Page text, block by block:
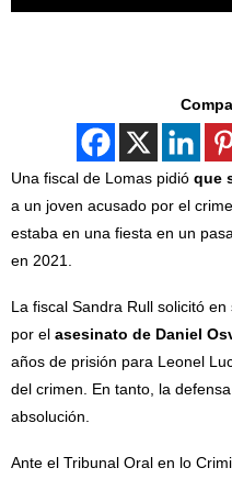
Una fiscal de Lomas pidió que
a un joven acusado por el
estaba en una fiesta en un
en 2021.
La fiscal Sandra Rull solicitó
por el asesinato de Daniel
años de prisión para Leonel
del crimen. En tanto, la
absolución.
Ante el Tribunal Oral en lo